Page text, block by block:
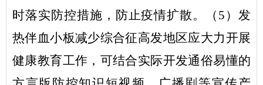
时落实防控措施，防止疫情扩散。（ 5 ）发
热伴血小板减少综合征高发地区应大力开展
健康教育工作，可结合实际开发通俗易懂的